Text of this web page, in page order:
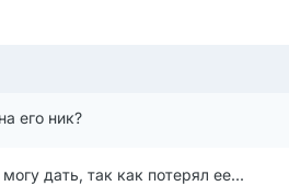
его ник?
дать, так как потерял ее...